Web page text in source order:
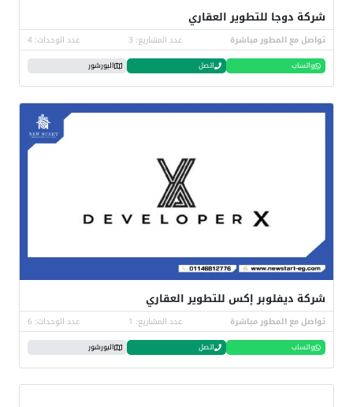
شركة دوجا للتطوير العقاري
تواصل مع المطور مباشرة عدد المشاريع: 3 عدد الوحدات: 4
واتساب اتصل البورشور
شركة ديفلوبر إكس للتطوير العقاري
تواصل مع المطور مباشرة عدد المشاريع: 1 عدد الوحدات: 6
واتساب اتصل البورشور